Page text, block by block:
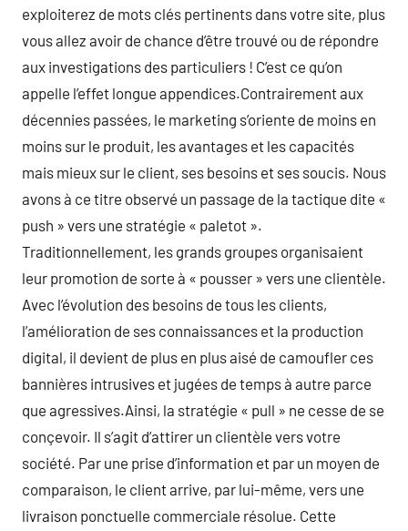
exploiterez de mots clés pertinents dans votre site, plus
vous allez avoir de chance d’être trouvé ou de répondre
aux investigations des particuliers ! C’est ce qu’on
appelle l’effet longue appendices.Contrairement aux
décennies passées, le marketing s’oriente de moins en
moins sur le produit, les avantages et les capacités
mais mieux sur le client, ses besoins et ses soucis. Nous
avons à ce titre observé un passage de la tactique dite «
push » vers une stratégie « paletot ».
Traditionnellement, les grands groupes organisaient
leur promotion de sorte à « pousser » vers une clientèle.
Avec l’évolution des besoins de tous les clients,
l’amélioration de ses connaissances et la production
digital, il devient de plus en plus aisé de camoufler ces
bannières intrusives et jugées de temps à autre parce
que agressives.Ainsi, la stratégie « pull » ne cesse de se
conçevoir. Il s’agit d’attirer un clientèle vers votre
société. Par une prise d’information et par un moyen de
comparaison, le client arrive, par lui-même, vers une
livraison ponctuelle commerciale résolue. Cette